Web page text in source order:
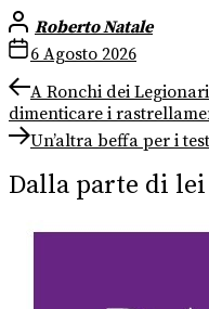
Roberto Natale
6 Agosto 2026
Navigazione
articoli
Previous
post:
A Ronchi dei
dimenticare i
Next
post:
Un’altra beffa per i
Dalla parte di lei